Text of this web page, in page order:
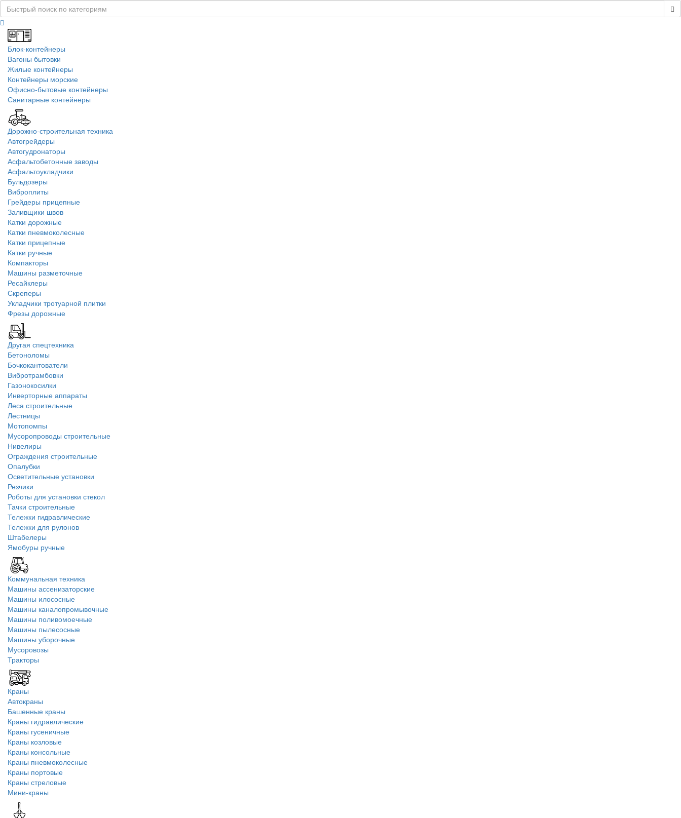
Блок-контейнеры
Вагоны бытовки
Жилые контейнеры
Контейнеры морские
Офисно-бытовые контейнеры
Санитарные контейнеры
Дорожно-строительная техника
Автогрейдеры
Автогудронаторы
Асфальтобетонные заводы
Асфальтоукладчики
Бульдозеры
Виброплиты
Грейдеры прицепные
Заливщики швов
Катки дорожные
Катки пневмоколесные
Катки прицепные
Катки ручные
Компакторы
Машины разметочные
Ресайклеры
Скреперы
Укладчики тротуарной плитки
Фрезы дорожные
Другая спецтехника
Бетоноломы
Бочкокантователи
Вибротрамбовки
Газонокосилки
Инверторные аппараты
Леса строительные
Лестницы
Мотопомпы
Мусоропроводы строительные
Нивелиры
Ограждения строительные
Опалубки
Осветительные установки
Резчики
Роботы для установки стекол
Тачки строительные
Тележки гидравлические
Тележки для рулонов
Штабелеры
Ямобуры ручные
Коммунальная техника
Машины ассенизаторские
Машины илососные
Машины каналопромывочные
Машины поливомоечные
Машины пылесосные
Машины уборочные
Мусоровозы
Тракторы
Краны
Автокраны
Башенные краны
Краны гидравлические
Краны гусеничные
Краны козловые
Краны консольные
Краны пневмоколесные
Краны портовые
Краны стреловые
Мини-краны